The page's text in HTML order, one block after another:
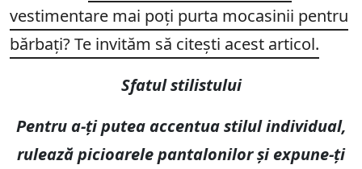
vestimentare mai poți purta mocasinii pentru
bărbați? Te invităm să citești acest articol.
Sfatul stilistului
Pentru a-ți putea accentua stilul individual,
rulează picioarele pantalonilor și expune-ți